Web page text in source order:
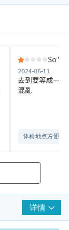
So
2024-06-11
去到要等成一
混亂
体检地点方便
详情